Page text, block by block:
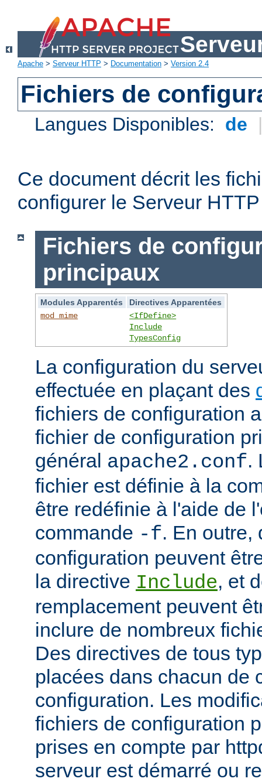
Apache > Serveur HTTP > Documentation > Version 2.4
Fichiers de
Langues Disponibles: de
Ce document décrit les
configurer le Serveur
Fichiers de
principaux
Modules Apparentés
Directives Apparentées
mod_mime
<IfDefine>
Include
TypesConfig
La configuration du
effectuée en plaçant des
fichiers de configuration
fichier de configuration
général apache2.conf.
fichier est définie à la
être redéfinie à l'aide de
commande -f. En outre,
configuration peuvent
la directive Include, et
remplacement peuvent
inclure de nombreux
Des directives de tous
placées dans chacun de
configuration. Les
fichiers de configuration
prises en compte par
serveur est démarré ou